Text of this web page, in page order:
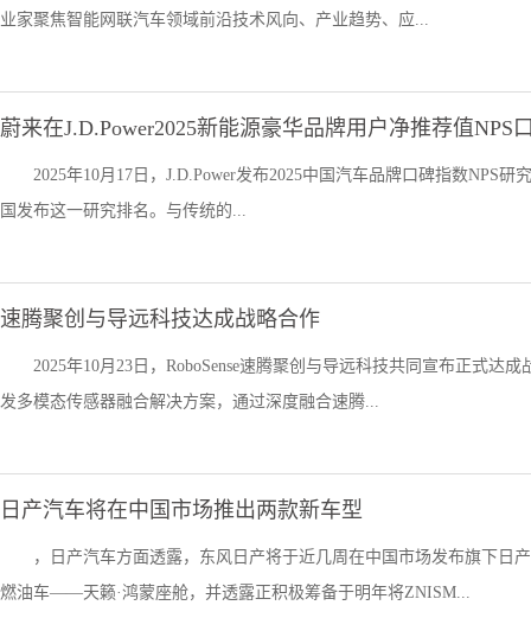
业家聚焦智能网联汽车领域前沿技术风向、产业趋势、应...
蔚来在J.D.Power2025新能源豪华品牌用户净推荐值NPS
2025年10月17日，J.D.Power发布2025中国汽车品牌口碑指数NPS
国发布这一研究排名。与传统的...
速腾聚创与导远科技达成战略合作
2025年10月23日，RoboSense速腾聚创与导远科技共同宣布正式达
发多模态传感器融合解决方案，通过深度融合速腾...
日产汽车将在中国市场推出两款新车型
，日产汽车方面透露，东风日产将于近几周在中国市场发布旗下日
燃油车——天籁·鸿蒙座舱，并透露正积极筹备于明年将ZNISM...